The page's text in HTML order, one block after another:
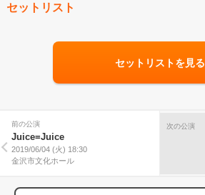
セットリスト
セットリストを見る
前の公演
Juice=Juice
2019/06/04 (火) 18:30
金沢市文化ホール
次の公演